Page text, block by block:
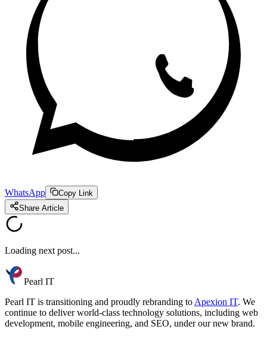
WhatsApp
Copy Link
Share Article
Loading next post...
Pearl IT
Pearl IT is transitioning and proudly rebranding to Apexion IT. We
continue to deliver world-class technology solutions, including web
development, mobile engineering, and SEO, under our new brand.